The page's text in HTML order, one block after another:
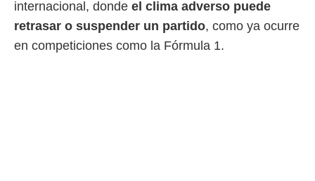
internacional, donde el clima adverso puede
retrasar o suspender un partido, como ya ocurre
en competiciones como la Fórmula 1.